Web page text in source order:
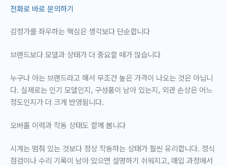
전화로 바로 문의하기
감정가를 좌우하는 핵심은 생각보다 단순합니다
브랜드보다 모델과 상태가 더 중요할 때가 많습니다
누구나 아는 브랜드라고 해서 무조건 높은 가격이 나오는 것은 아닙니
다. 실제로는 인기 모델인지, 구성품이 남아 있는지, 외관 손상은 어느
정도인지가 더 크게 반영됩니다.
오버홀 이력과 작동 상태도 함께 봅니다
시계는 멈춰 있는 것보다 정상 작동하는 상태가 훨씬 유리합니다. 정식
점검이나 수리 기록이 남아 있으면 설명하기 쉬워지고, 매입 과정에서